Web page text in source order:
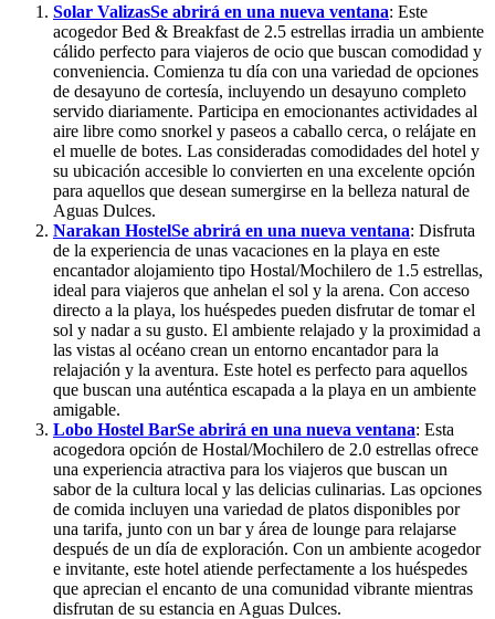
Solar ValizasSe abrirá en una nueva ventana: Este
acogedor Bed & Breakfast de 2.5 estrellas irradia un ambiente
cálido perfecto para viajeros de ocio que buscan comodidad y
conveniencia. Comienza tu día con una variedad de opciones
de desayuno de cortesía, incluyendo un desayuno completo
servido diariamente. Participa en emocionantes actividades al
aire libre como snorkel y paseos a caballo cerca, o relájate en
el muelle de botes. Las consideradas comodidades del hotel y
su ubicación accesible lo convierten en una excelente opción
para aquellos que desean sumergirse en la belleza natural de
Aguas Dulces.
Narakan HostelSe abrirá en una nueva ventana: Disfruta
de la experiencia de unas vacaciones en la playa en este
encantador alojamiento tipo Hostal/Mochilero de 1.5 estrellas,
ideal para viajeros que anhelan el sol y la arena. Con acceso
directo a la playa, los huéspedes pueden disfrutar de tomar el
sol y nadar a su gusto. El ambiente relajado y la proximidad a
las vistas al océano crean un entorno encantador para la
relajación y la aventura. Este hotel es perfecto para aquellos
que buscan una auténtica escapada a la playa en un ambiente
amigable.
Lobo Hostel BarSe abrirá en una nueva ventana: Esta
acogedora opción de Hostal/Mochilero de 2.0 estrellas ofrece
una experiencia atractiva para los viajeros que buscan un
sabor de la cultura local y las delicias culinarias. Las opciones
de comida incluyen una variedad de platos disponibles por
una tarifa, junto con un bar y área de lounge para relajarse
después de un día de exploración. Con un ambiente acogedor
e invitante, este hotel atiende perfectamente a los huéspedes
que aprecian el encanto de una comunidad vibrante mientras
disfrutan de su estancia en Aguas Dulces.